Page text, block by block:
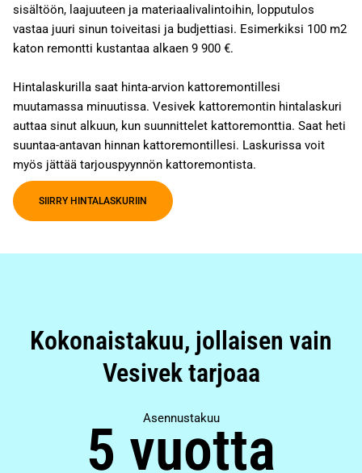
sisältöön, laajuuteen ja materiaalivalintoihin, lopputulos
vastaa juuri sinun toiveitasi ja budjettiasi. Esimerkiksi 100 m2
katon remontti kustantaa alkaen 9 900 €.
Hintalaskurilla saat hinta-arvion kattoremontillesi
muutamassa minuutissa. Vesivek kattoremontin hintalaskuri
auttaa sinut alkuun, kun suunnittelet kattoremonttia. Saat heti
suuntaa-antavan hinnan kattoremontillesi. Laskurissa voit
myös jättää tarjouspyynnön kattoremontista.
SIIRRY HINTALASKURIIN
Kokonaistakuu, jollaisen vain
Vesivek tarjoaa
Asennustakuu
5 vuotta